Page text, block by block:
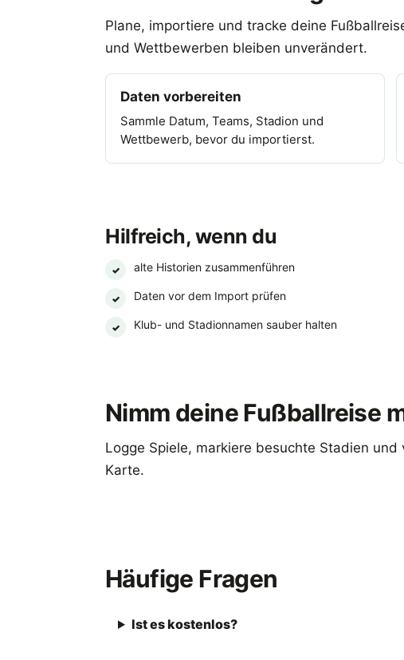
Plane, importiere und tracke deine
und Wettbewerben bleiben unverändert.
Daten vorbereiten
Sammle Datum, Teams, Stadion und
Wettbewerb, bevor du importierst.
Hilfreich, wenn du
✓ alte Historien zusammenführen
✓ Daten vor dem Import prüfen
✓ Klub- und Stadionnamen sauber halten
Nimm deine Fußballreise
Logge Spiele, markiere besuchte Stadien
Karte.
Häufige Fragen
Ist es kostenlos?